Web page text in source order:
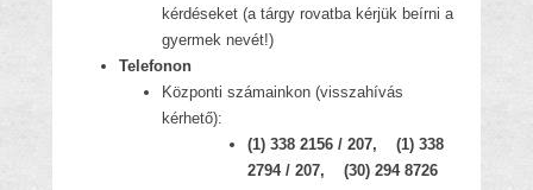
kérdéseket (a tárgy rovatba kérjük beírni a
gyermek nevét!)
Telefonon
Központi számainkon (visszahívás
kérhető):
(1) 338 2156 / 207, (1) 338
2794 / 207, (30) 294 8726